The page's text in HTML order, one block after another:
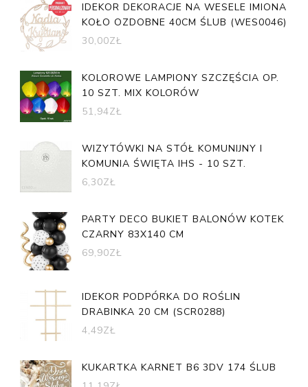
IDEKOR DEKORACJE NA WESELE IMIONA
KOŁO OZDOBNE 40CM ŚLUB (WES0046)
30,00ZŁ
KOLOROWE LAMPIONY SZCZĘŚCIA OP.
10 SZT. MIX KOLORÓW
51,94ZŁ
WIZYTÓWKI NA STÓŁ KOMUNIJNY I
KOMUNIA ŚWIĘTA IHS - 10 SZT.
6,30ZŁ
PARTY DECO BUKIET BALONÓW KOTEK
CZARNY 83X140 CM
69,90ZŁ
IDEKOR PODPÓRKA DO ROŚLIN
DRABINKA 20 CM (SCR0288)
4,49ZŁ
KUKARTKA KARNET B6 3DV 174 ŚLUB